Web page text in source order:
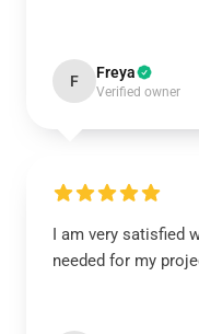
F Freya
Verified owner
I am very satisfied
needed for my